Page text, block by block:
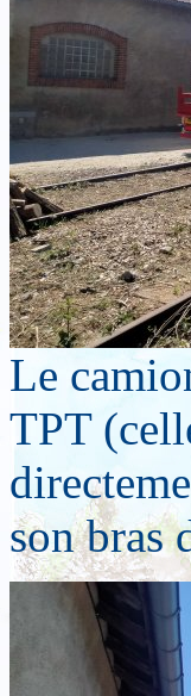
Le
TPT
son bras